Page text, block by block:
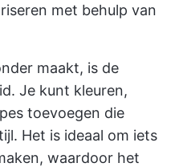
met behulp van
maakt, is de
Je kunt kleuren,
toevoegen die
Het is ideaal om iets
waardoor het